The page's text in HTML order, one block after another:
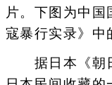
片。下图为中国
寇暴行实录》中
据日本《朝日